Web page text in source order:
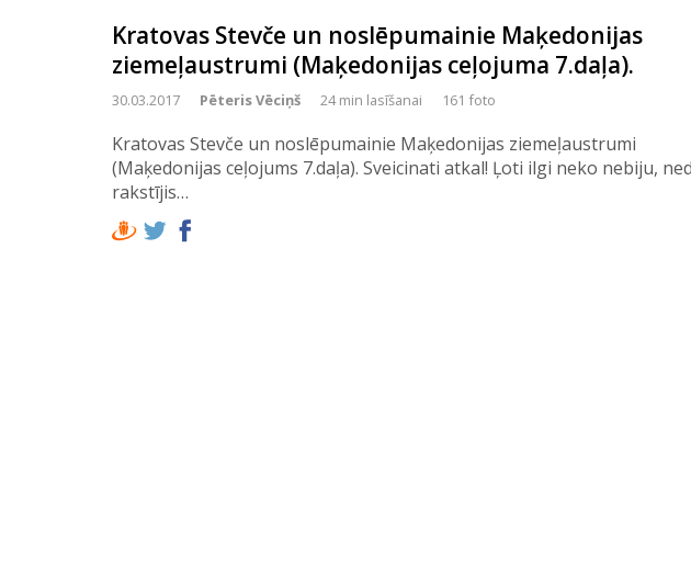
Kratovas Stevče un noslēpumainie Maķedonijas
ziemeļaustrumi (Maķedonijas ceļojuma 7.daļa).
30.03.2017 Pēteris Vēciņš 24 min lasīšanai 161 foto
Kratovas Stevče un noslēpumainie Maķedonijas ziemeļaustrumi
(Maķedonijas ceļojums 7.daļa). Sveicinati atkal! Ļoti ilgi neko nebiju, nedz
rakstījis…